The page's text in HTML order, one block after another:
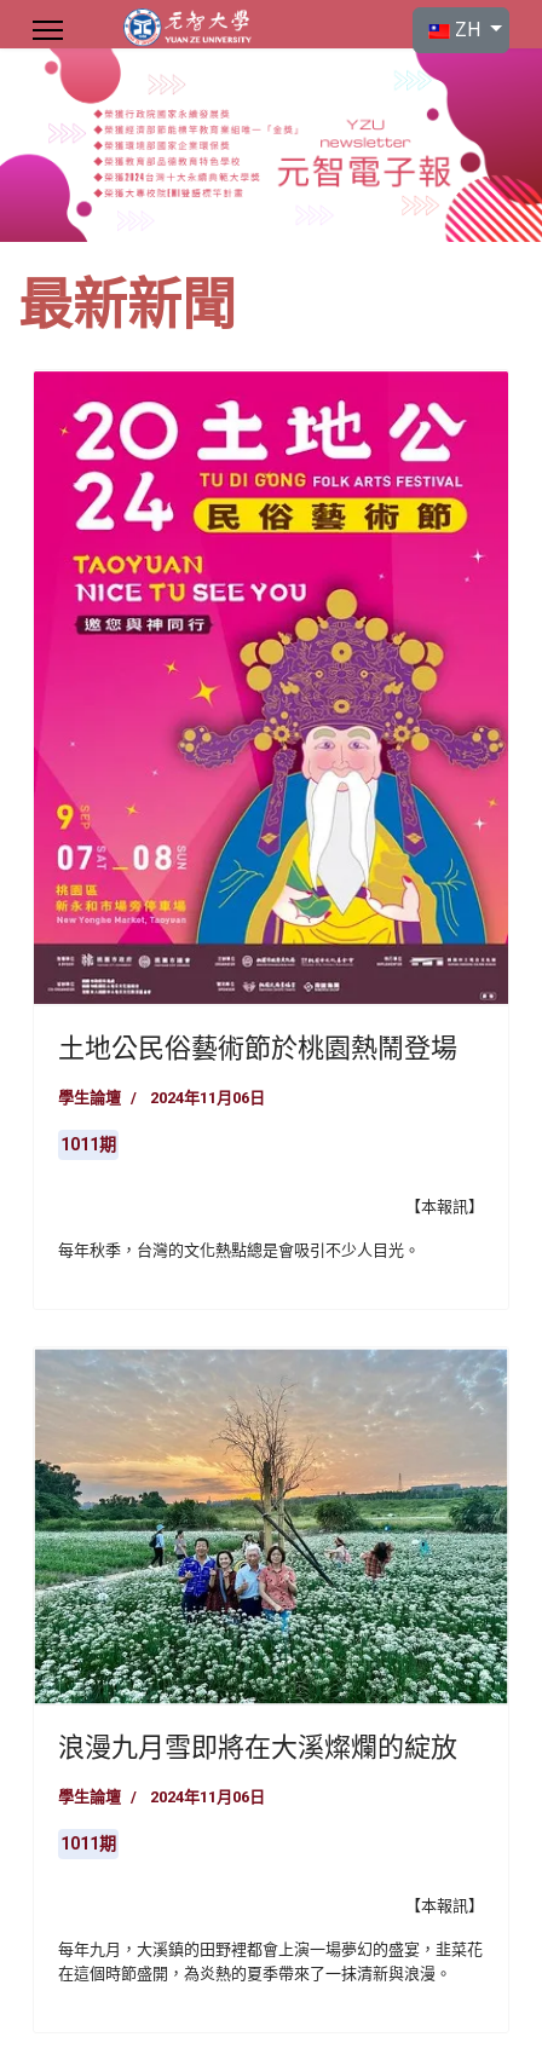
選擇你的語言
ZH
最新新聞
土地公民俗藝術節於桃園熱鬧登場
學生論壇 2024年11月06日
1011期
【本報訊】
每年秋季，台灣的文化熱點總是會吸引不少人目光。
浪漫九月雪即將在大溪燦爛的綻放
學生論壇 2024年11月06日
1011期
【本報訊】
每年九月，大溪鎮的田野裡都會上演一場夢幻的盛宴，韭菜花
在這個時節盛開，為炎熱的夏季帶來了一抹清新與浪漫。